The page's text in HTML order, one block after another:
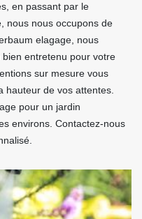
en passant par le
nous nous occupons de
elagage, nous
entretenu pour votre
sur mesure vous
hauteur de vos attentes.
pour un jardin
environs. Contactez-nous